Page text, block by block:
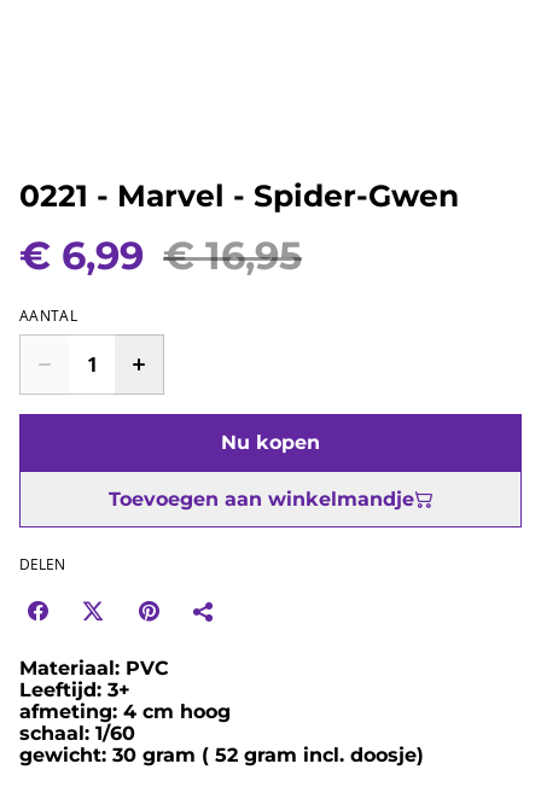
0221 - Marvel - Spider-Gwen
€ 6,99 € 16,95
AANTAL
Nu kopen
Toevoegen aan winkelmandje
DELEN
Materiaal: PVC
Leeftijd: 3+
afmeting: 4 cm hoog
schaal: 1/60
gewicht: 30 gram ( 52 gram incl. doosje)